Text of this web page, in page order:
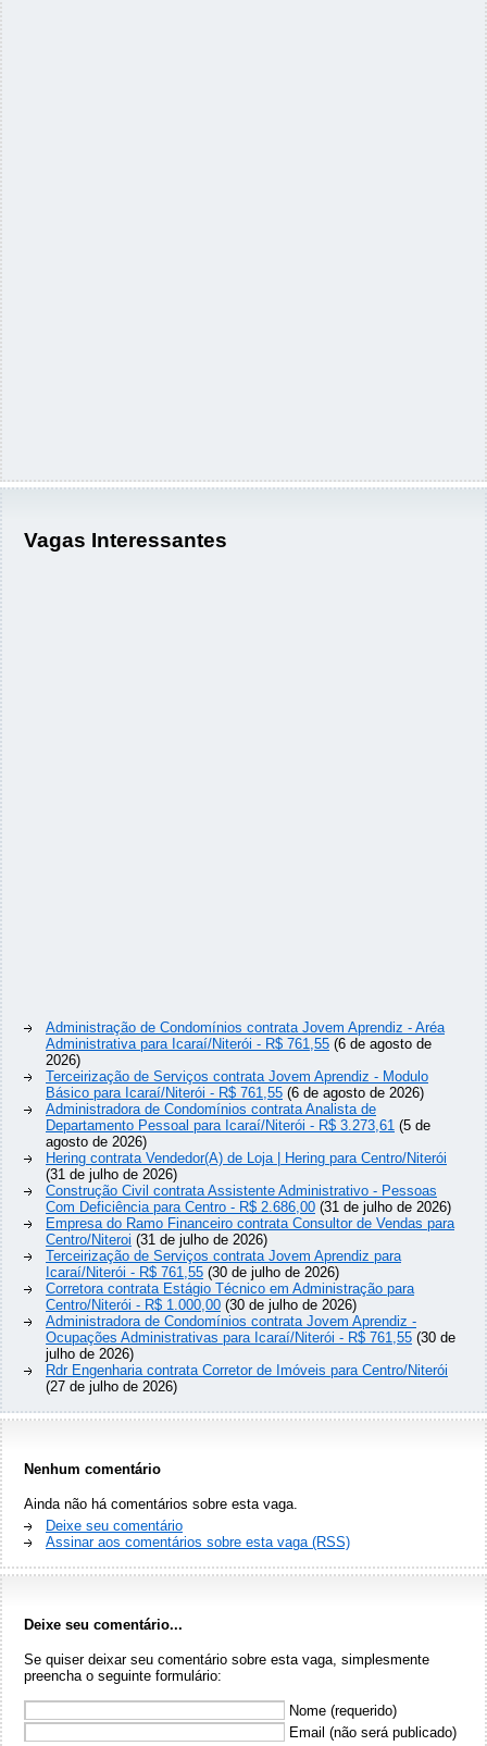
Vagas Interessantes
Administração de Condomínios contrata Jovem Aprendiz - Aréa
Administrativa para Icaraí/Niterói - R$ 761,55 (6 de agosto de
2026)
Terceirização de Serviços contrata Jovem Aprendiz - Modulo
Básico para Icaraí/Niterói - R$ 761,55 (6 de agosto de 2026)
Administradora de Condomínios contrata Analista de
Departamento Pessoal para Icaraí/Niterói - R$ 3.273,61 (5 de
agosto de 2026)
Hering contrata Vendedor(A) de Loja | Hering para Centro/Niterói
(31 de julho de 2026)
Construção Civil contrata Assistente Administrativo - Pessoas
Com Deficiência para Centro - R$ 2.686,00 (31 de julho de 2026)
Empresa do Ramo Financeiro contrata Consultor de Vendas para
Centro/Niteroi (31 de julho de 2026)
Terceirização de Serviços contrata Jovem Aprendiz para
Icaraí/Niterói - R$ 761,55 (30 de julho de 2026)
Corretora contrata Estágio Técnico em Administração para
Centro/Niterói - R$ 1.000,00 (30 de julho de 2026)
Administradora de Condomínios contrata Jovem Aprendiz -
Ocupações Administrativas para Icaraí/Niterói - R$ 761,55 (30 de
julho de 2026)
Rdr Engenharia contrata Corretor de Imóveis para Centro/Niterói
(27 de julho de 2026)
Nenhum comentário
Ainda não há comentários sobre esta vaga.
Deixe seu comentário
Assinar aos comentários sobre esta vaga (RSS)
Deixe seu comentário...
Se quiser deixar seu comentário sobre esta vaga, simplesmente
preencha o seguinte formulário:
Nome (requerido)
Email (não será publicado)